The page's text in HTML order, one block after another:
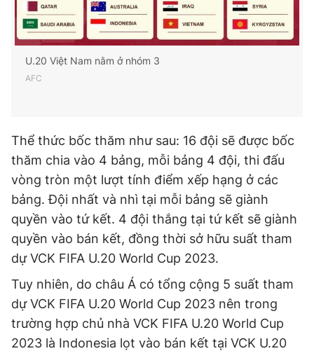
U.20 Việt Nam nằm ở nhóm 3
AFC
Thể thức bốc thăm như sau: 16 đội sẽ được bốc
thăm chia vào 4 bảng, mỗi bảng 4 đội, thi đấu
vòng tròn một lượt tính điểm xếp hạng ở các
bảng. Đội nhất và nhì tại mỗi bảng sẽ giành
quyền vào tứ kết. 4 đội thắng tại tứ kết sẽ giành
quyền vào bán kết, đồng thời sở hữu suất tham
dự VCK FIFA U.20 World Cup 2023.
Tuy nhiên, do châu Á có tổng cộng 5 suất tham
dự VCK FIFA U.20 World Cup 2023 nên trong
trường hợp chủ nhà VCK FIFA U.20 World Cup
2023 là Indonesia lọt vào bán kết tại VCK U.20